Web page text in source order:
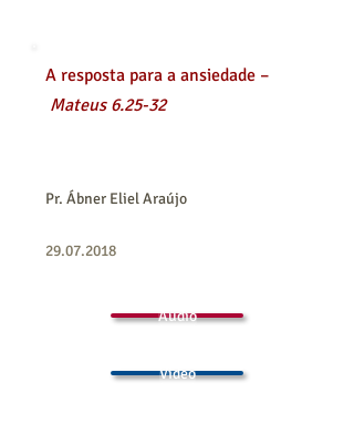
A resposta para a ansiedade –
Mateus 6.25-32
Pr. Ábner Eliel Araújo
29.07.2018
Áudio
Vídeo